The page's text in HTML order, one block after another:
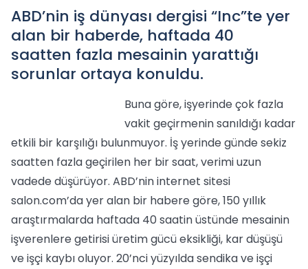
ABD’nin iş dünyası dergisi “Inc”te yer
alan bir haberde, haftada 40
saatten fazla mesainin yarattığı
sorunlar ortaya konuldu.
Buna göre, işyerinde çok fazla
vakit geçirmenin sanıldığı kadar
etkili bir karşılığı bulunmuyor. İş yerinde günde sekiz
saatten fazla geçirilen her bir saat, verimi uzun
vadede düşürüyor. ABD’nin internet sitesi
salon.com’da yer alan bir habere göre, 150 yıllık
araştırmalarda haftada 40 saatin üstünde mesainin
işverenlere getirisi üretim gücü eksikliği, kar düşüşü
ve işçi kaybı oluyor. 20’nci yüzyılda sendika ve işçi